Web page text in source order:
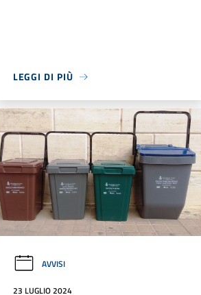
LEGGI DI PIÙ
AVVISI
23 LUGLIO 2024